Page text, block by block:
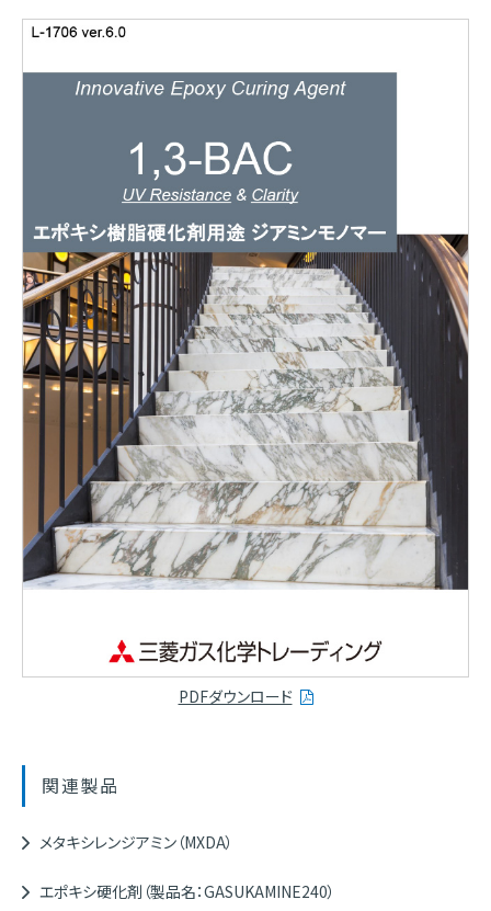
PDFダウンロード
関連製品
メタキシレンジアミン（MXDA）
エポキシ硬化剤（製品名：GASUKAMINE240）